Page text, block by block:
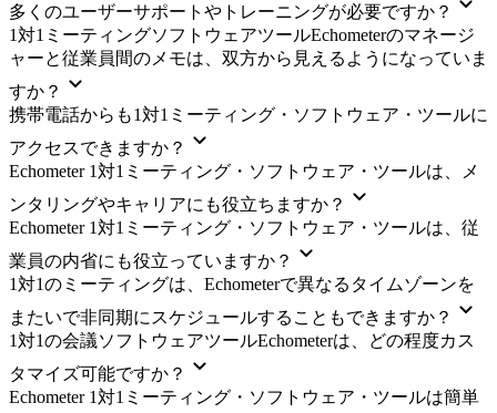
多くのユーザーサポートやトレーニングが必要ですか？
1対1ミーティングソフトウェアツールEchometerのマネージ
ャーと従業員間のメモは、双方から見えるようになっていま
すか？
携帯電話からも1対1ミーティング・ソフトウェア・ツールに
アクセスできますか？
Echometer 1対1ミーティング・ソフトウェア・ツールは、メ
ンタリングやキャリアにも役立ちますか？
Echometer 1対1ミーティング・ソフトウェア・ツールは、従
業員の内省にも役立っていますか？
1対1のミーティングは、Echometerで異なるタイムゾーンを
またいで非同期にスケジュールすることもできますか？
1対1の会議ソフトウェアツールEchometerは、どの程度カス
タマイズ可能ですか？
Echometer 1対1ミーティング・ソフトウェア・ツールは簡単